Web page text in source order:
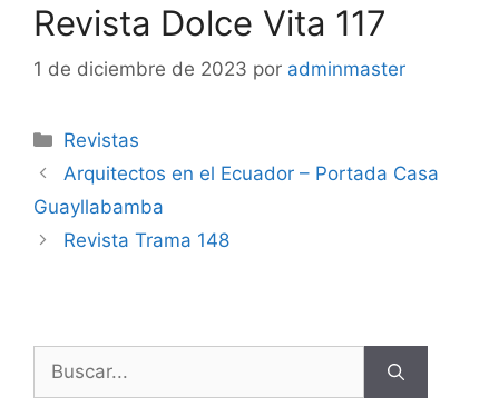
Revista Dolce Vita 117
1 de diciembre de 2023 por adminmaster
Revistas
Arquitectos en el Ecuador – Portada Casa
Guayllabamba
Revista Trama 148